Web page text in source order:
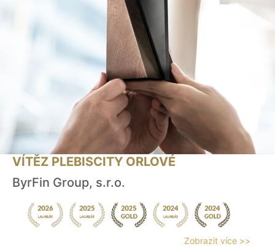
VÍTĚZ PLEBISCITY ORLOVÉ
ByrFin Group, s.r.o.
Zobrazit více >>